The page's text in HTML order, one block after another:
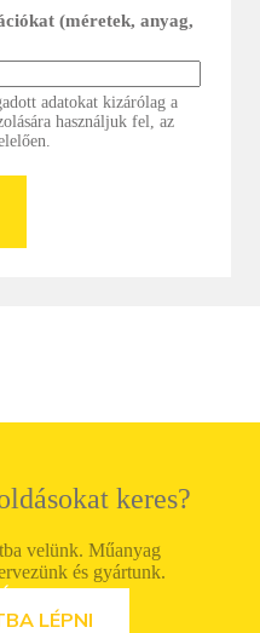
(méretek, anyag,
adatokat kizárólag a
használjuk fel, az
keres?
velünk. Műanyag
és gyártunk.
LÉPNI